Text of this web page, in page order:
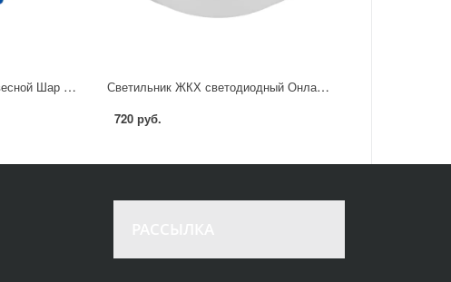
Светильник уличный подвесной Шар TDM Electric Бочонок 60 Вт IP54 цвет белый без опоры Светильник ЖКХ светодиодный Онлайт Obl 15 Вт с датчиком круг цвет белый
720 руб.